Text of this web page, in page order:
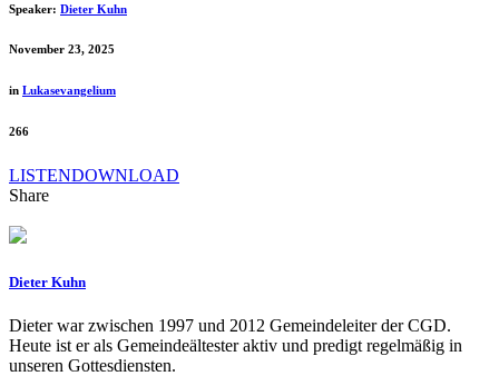
Speaker: Dieter Kuhn
November 23, 2025
in Lukasevangelium
266
LISTENDOWNLOAD
Share
Dieter Kuhn
Dieter war zwischen 1997 und 2012 Gemeindeleiter der CGD.
Heute ist er als Gemeindeältester aktiv und predigt regelmäßig in
unseren Gottesdiensten.